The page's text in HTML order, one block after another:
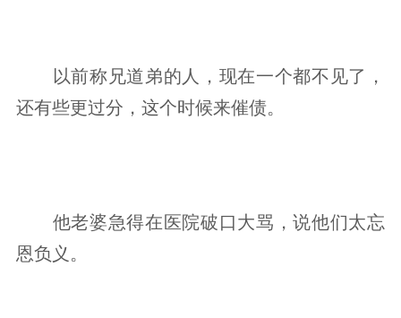
以前称兄道弟的人，现在一个都不见了，
还有些更过分，这个时候来催债。
他老婆急得在医院破口大骂，说他们太忘
恩负义。